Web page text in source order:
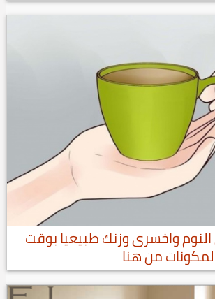
واخسرى وزنك طبيعيا بوقت
من هنا